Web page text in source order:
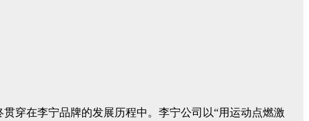
穿在李宁品牌的发展历程中。李宁公司以“用运动点燃激